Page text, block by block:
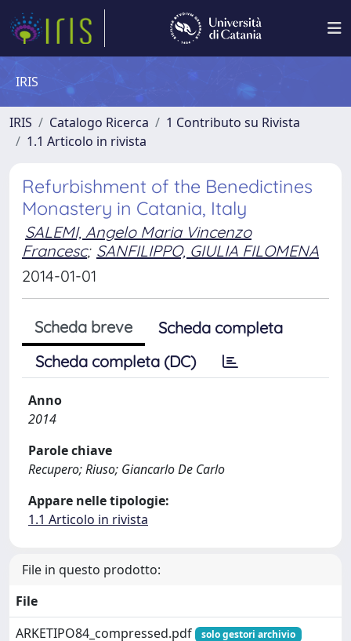
IRIS
IRIS Catalogo Ricerca
1 Contributo su Rivista
1.1 Articolo in rivista
Refurbishment of the Benedictines
Monastery in Catania, Italy
SALEMI, Angelo Maria Vincenzo
Francesc; SANFILIPPO, GIULIA FILOMENA
2014-01-01
Scheda breve
Scheda completa
Scheda completa (DC)
Anno
2014
Parole chiave
Recupero; Riuso; Giancarlo De Carlo
Appare nelle tipologie:
1.1 Articolo in rivista
File in questo prodotto:
File
ARKETIPO84_compressed.pdf
solo gestori archivio